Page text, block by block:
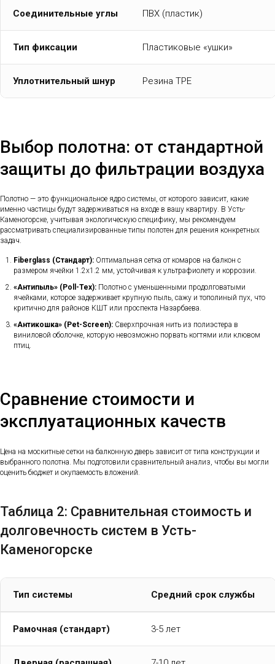
Соединительные углы ПВХ (пластик)
Тип фиксации Пластиковые «ушки»
Уплотнительный шнур Резина TPE
Выбор полотна: от стандартной
защиты до фильтрации воздуха
Полотно — это функциональное ядро системы, от которого зависит, какие
именно частицы будут задерживаться на входе в вашу квартиру. В Усть-
Каменогорске, учитывая экологическую специфику, мы рекомендуем
рассматривать специализированные типы полотен для решения конкретных
задач.
Fiberglass (Стандарт): Оптимальная сетка от комаров на балкон с
размером ячейки 1.2х1.2 мм, устойчивая к ультрафиолету и коррозии.
«Антипыль» (Poll-Tex): Полотно с уменьшенными продолговатыми
ячейками, которое задерживает крупную пыль, сажу и тополиный пух, что
критично для районов КШТ или проспекта Назарбаева.
«Антикошка» (Pet-Screen): Сверхпрочная нить из полиэстера в
виниловой оболочке, которую невозможно порвать когтями или клювом
птиц.
Сравнение стоимости и
эксплуатационных качеств
Цена на москитные сетки на балконную дверь зависит от типа конструкции и
выбранного полотна. Мы подготовили сравнительный анализ, чтобы вы могли
оценить бюджет и окупаемость вложений.
Таблица 2: Сравнительная стоимость и
долговечность систем в Усть-
Каменогорске
Тип системы Средний срок службы
Рамочная (стандарт) 3-5 лет